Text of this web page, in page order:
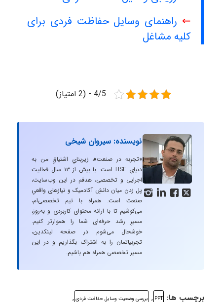
⇐ راهنمای وسایل حفاظت فردی برای
کلیه مشاغل
4/5 - (2 امتیاز)
   
نویسنده: سیروان شیخی
«تجربه در صنعت»، زیربنایِ اشتیاقِ من به
دنیایِ HSE است. با بیش از ۱۳ سال فعالیت
اجرایی و تخصصی، هدفم در این وب‌سایت،
پل زدن میان دانشِ آکادمیک و نیازهای واقعیِ
صنعت است. همراه با تیم تخصصی‌ام،
می‌کوشیم تا با ارائه محتوای کاربردی و به‌روز،
مسیرِ رشد حرفه‌ای شما را هموارتر کنیم.
خوشحال می‌شوم در صفحه لینکدین،
تجربیاتمان را به اشتراک بگذاریم و در این
مسیر تخصصی همراه هم باشیم.
برچسب ها: PPT
, بررسی وضعیت وسایل حفاظت فردی ,